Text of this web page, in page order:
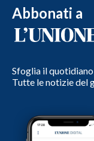
Abbonati a
Sfoglia il
Tutte le notizie del